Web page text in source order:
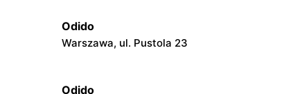
Odido
Warszawa, ul. Pustola 23
Odido